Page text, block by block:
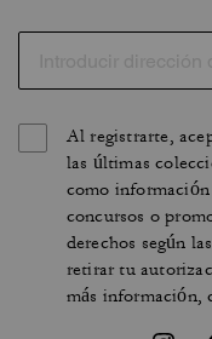
Al registrarte,
las últimas
como
concursos o
derechos según
retirar tu
más información,